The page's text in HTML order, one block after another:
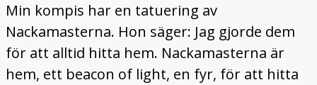
Min kompis har en tatuering av
Nackamasterna. Hon säger: Jag gjorde dem
för att alltid hitta hem. Nackamasterna är
hem, ett beacon of light, en fyr, för att hitta